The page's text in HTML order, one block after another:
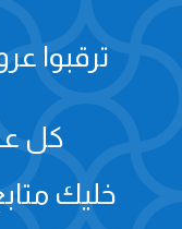
ترقبوا
كل
خليك